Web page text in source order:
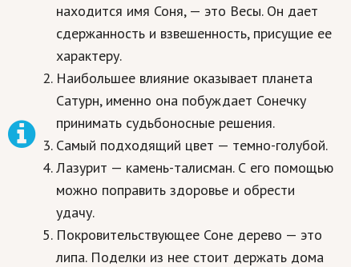
находится имя Соня, — это Весы. Он дает
сдержанность и взвешенность, присущие ее
характеру.
Наибольшее влияние оказывает планета
Сатурн, именно она побуждает Сонечку
принимать судьбоносные решения.
Самый подходящий цвет — темно-голубой.
Лазурит — камень-талисман. С его помощью
можно поправить здоровье и обрести
удачу.
Покровительствующее Соне дерево — это
липа. Поделки из нее стоит держать дома